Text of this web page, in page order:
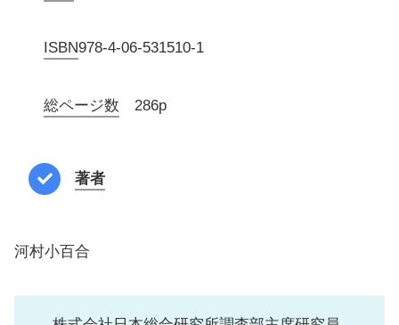
ISBN978-4-06-531510-1
総ページ数 286p
著者
河村小百合